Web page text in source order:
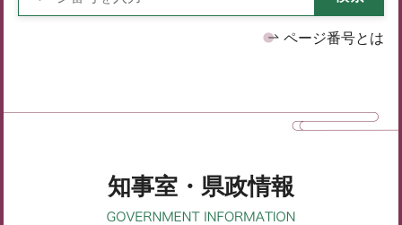
ページ番号とは
知事室・県政情報